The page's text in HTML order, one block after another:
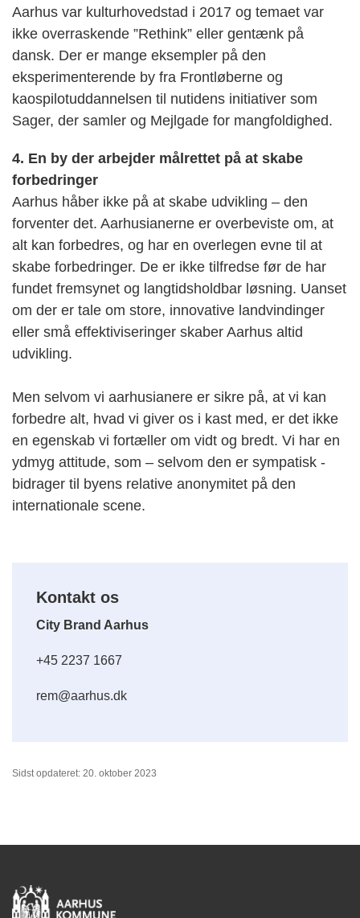
Aarhus var kulturhovedstad i 2017 og temaet var
ikke overraskende ”Rethink” eller gentænk på
dansk. Der er mange eksempler på den
eksperimenterende by fra Frontløberne og
kaospilotuddannelsen til nutidens initiativer som
Sager, der samler og Mejlgade for mangfoldighed.
4. En by der arbejder målrettet på at skabe
forbedringer
Aarhus håber ikke på at skabe udvikling – den
forventer det. Aarhusianerne er overbeviste om, at
alt kan forbedres, og har en overlegen evne til at
skabe forbedringer. De er ikke tilfredse før de har
fundet fremsynet og langtidsholdbar løsning. Uanset
om der er tale om store, innovative landvindinger
eller små effektiviseringer skaber Aarhus altid
udvikling.
Men selvom vi aarhusianere er sikre på, at vi kan
forbedre alt, hvad vi giver os i kast med, er det ikke
en egenskab vi fortæller om vidt og bredt. Vi har en
ydmyg attitude, som – selvom den er sympatisk -
bidrager til byens relative anonymitet på den
internationale scene.
Kontakt os
City Brand Aarhus
+45 2237 1667
rem@aarhus.dk
Sidst opdateret: 20. oktober 2023